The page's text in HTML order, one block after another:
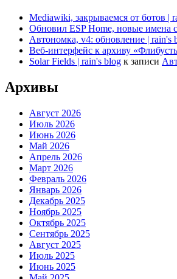
Mediawiki, закрываемся от ботов |
Обновил ESP Home, новые имена
Автономка, v4: обновление | rain's
Веб-интерфейс к архиву
Solar Fields | rain's blog к записи
Архивы
Август 2026
Июль 2026
Июнь 2026
Май 2026
Апрель 2026
Март 2026
Февраль 2026
Январь 2026
Декабрь 2025
Ноябрь 2025
Октябрь 2025
Сентябрь 2025
Август 2025
Июль 2025
Июнь 2025